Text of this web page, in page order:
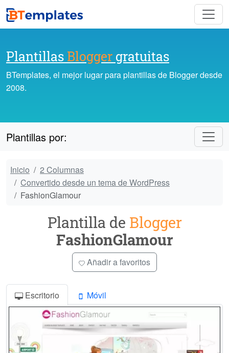
Plantillas Blogger gratuitas
BTemplates, el mejor lugar para plantillas de Blogger desde
2008.
Plantillas por:
Inicio
2 Columnas
Convertido desde un tema de WordPress
FashionGlamour
Plantilla de Blogger
FashionGlamour
Añadir a favoritos
Escritorio Móvil